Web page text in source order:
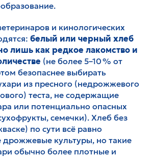
и кинологических
белый или черный хлеб
лишь как редкое лакомство и
(не более 5–10 % от
безопаснее выбирать
из пресного (недрожжевого
теста, не содержащие
или потенциально опасных
семечки). Хлеб без
по сути всё равно
культуры, но такие
обычно более плотные и